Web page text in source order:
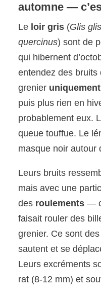
automne —
Le loir gris(Glis glis
quercinus) sont de
qui hibernent
entendez des bruits
grenier
puis plus rien en
probablement eux.
queue touffue. Le
masque noir autour
Leurs bruits
mais avec une
des roulements—
faisait rouler des
grenier. Ce sont
sautent et se
Leurs excréments
rat (8-12 mm) et